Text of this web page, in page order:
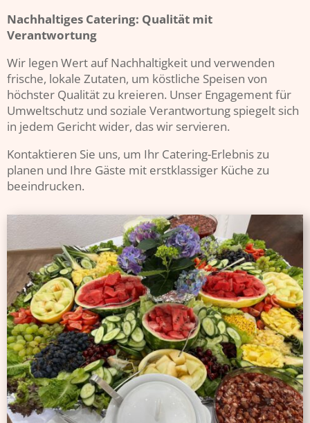
Nachhaltiges Catering: Qualität mit
Verantwortung
Wir legen Wert auf Nachhaltigkeit und verwenden
frische, lokale Zutaten, um köstliche Speisen von
höchster Qualität zu kreieren. Unser Engagement für
Umweltschutz und soziale Verantwortung spiegelt sich
in jedem Gericht wider, das wir servieren.
Kontaktieren Sie uns, um Ihr Catering-Erlebnis zu
planen und Ihre Gäste mit erstklassiger Küche zu
beeindrucken.